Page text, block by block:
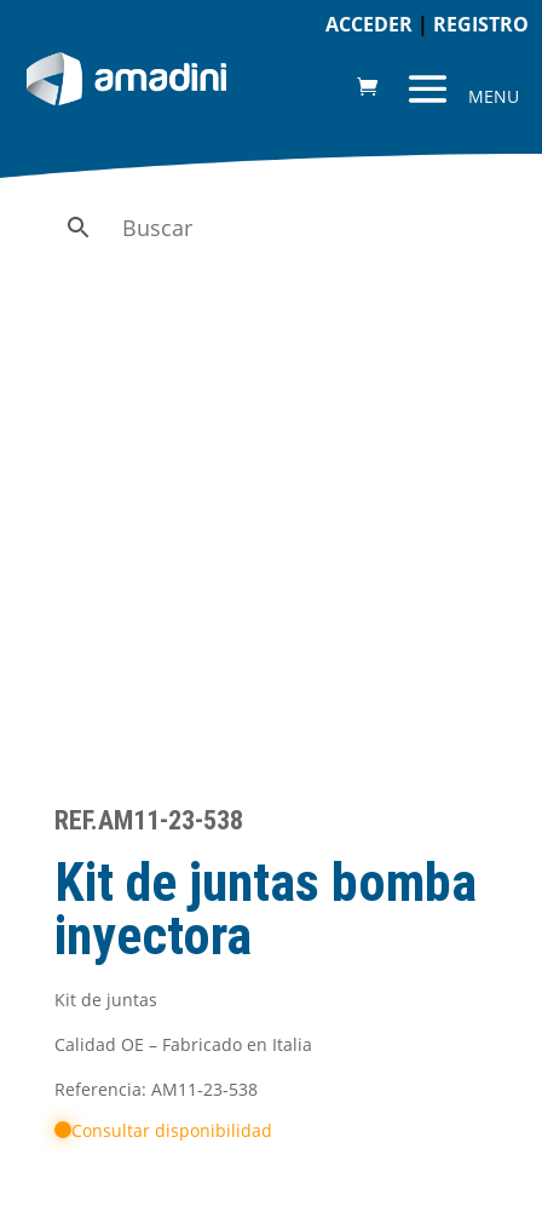
ACCEDER| REGISTRO
REF.AM11-23-538
Kit de juntas bomba
inyectora
Kit de juntas
Calidad OE – Fabricado en Italia
Referencia: AM11-23-538
Consultar disponibilidad